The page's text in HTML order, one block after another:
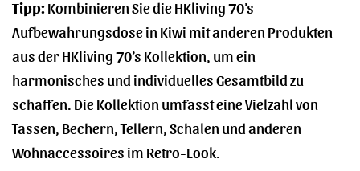
Tipp:Kombinieren Sie die HKliving 70’s
Aufbewahrungsdose in Kiwi mit anderen Produkten
aus der HKliving 70’s Kollektion, um ein
harmonisches und individuelles Gesamtbild zu
schaffen. Die Kollektion umfasst eine Vielzahl von
Tassen, Bechern, Tellern, Schalen und anderen
Wohnaccessoires im Retro-Look.